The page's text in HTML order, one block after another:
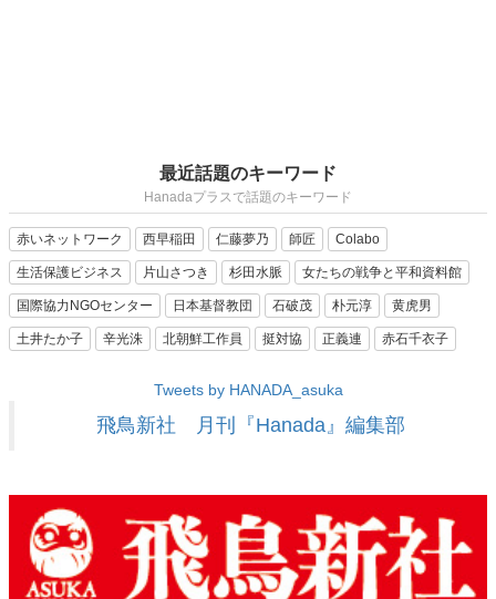
最近話題のキーワード
Hanadaプラスで話題のキーワード
赤いネットワーク 西早稲田 仁藤夢乃 師匠 Colabo
生活保護ビジネス 片山さつき 杉田水脈 女たちの戦争と平和資料館
国際協力NGOセンター 日本基督教団 石破茂 朴元淳 黄虎男
土井たか子 辛光洙 北朝鮮工作員 挺対協 正義連 赤石千衣子
Tweets by HANADA_asuka
飛鳥新社 月刊『Hanada』編集部